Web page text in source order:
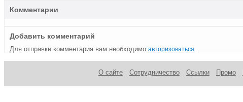
Комментарии
Добавить комментарий
Для отправки комментария вам необходимо авторизоваться
О сайте Сотрудничество Ссылки Промо